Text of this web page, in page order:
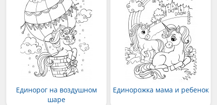
Единорог на воздушном
шаре
Единорожка мама и ребенок